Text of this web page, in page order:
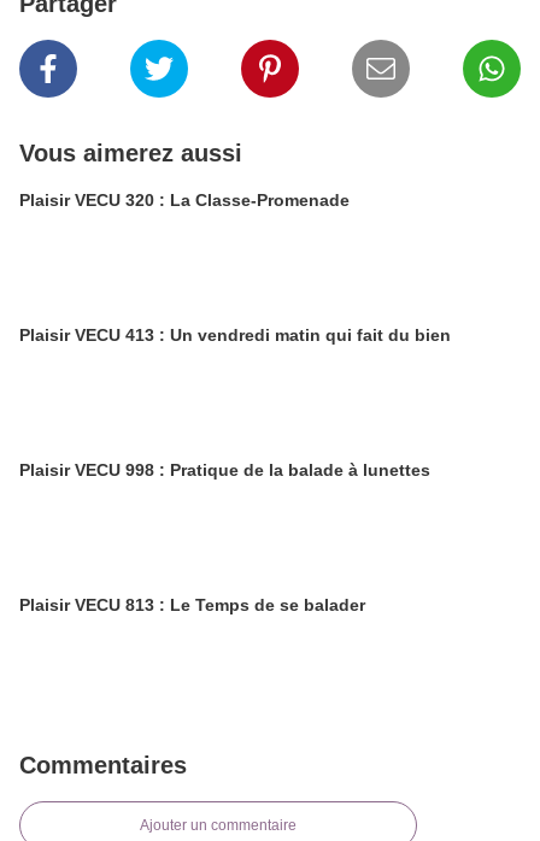
Vous aimerez aussi
Plaisir VECU 320 : La Classe-Promenade
Plaisir VECU 413 : Un vendredi matin qui fait du bien
Plaisir VECU 998 : Pratique de la balade à lunettes
Plaisir VECU 813 : Le Temps de se balader
Commentaires
Ajouter un commentaire